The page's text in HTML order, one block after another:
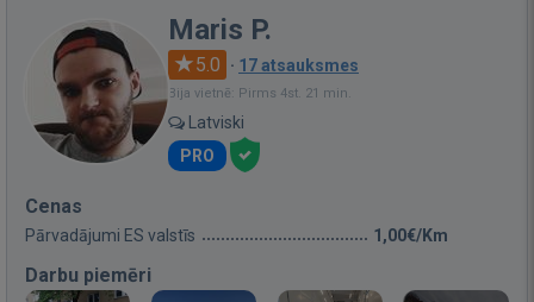
Maris P.
5.0 · 17 atsauksmes
Bija vietnē: Pirms 4st. 21 min.
Latviski
PRO
Cenas
Pārvadājumi ES valstīs 1,00€/Km
Darbu piemēri